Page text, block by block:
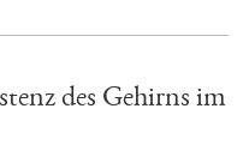
des Gehirns im